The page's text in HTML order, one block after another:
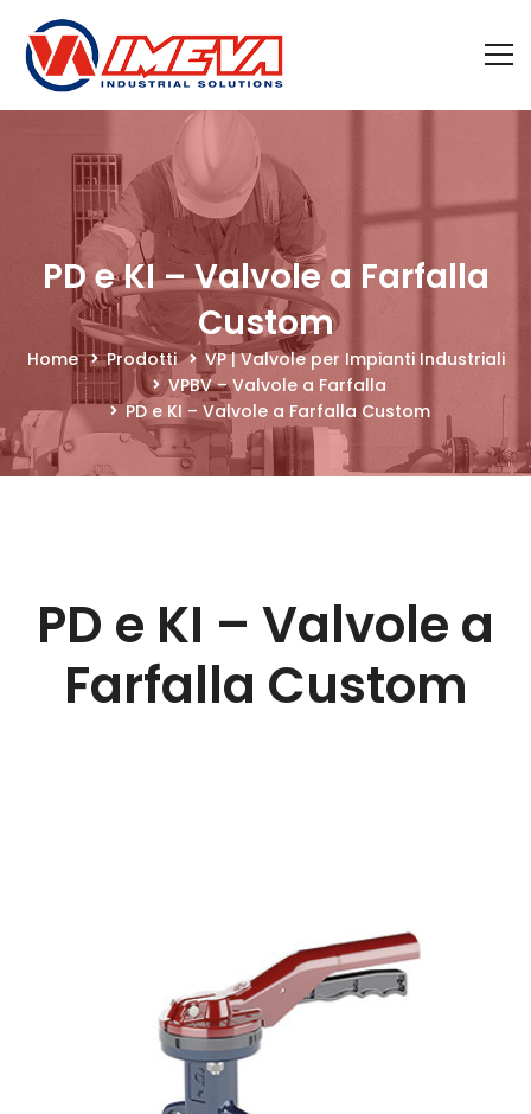
PD e KI – Valvole a Farfalla
Custom
Home Prodotti
VP | Valvole per Impianti Industriali
VPBV – Valvole a Farfalla
PD e KI – Valvole a Farfalla Custom
PD e KI – Valvole a
Farfalla Custom